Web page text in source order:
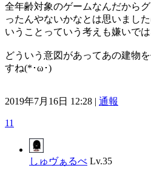
全年齢対象のゲームなんだから
ったんやないかなとは思いまし
いうことっていう考えも嫌いで
どういう意図があってあの建物
すね(*･ω･)
2019年7月16日 12:28 | 通報
11
しゅヴぁるべ Lv.35